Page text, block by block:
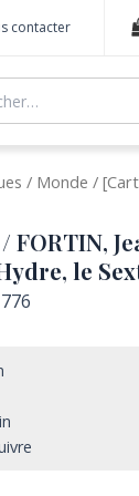
contacter
/ Monde /
FORTIN,
le